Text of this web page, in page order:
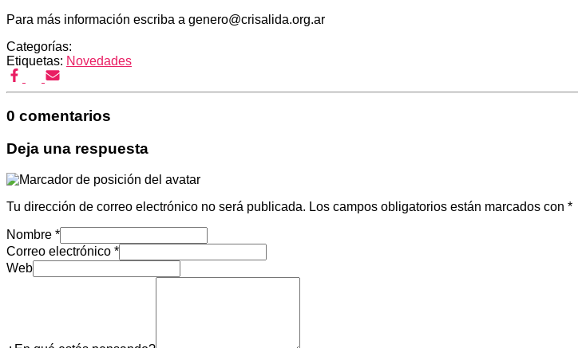
Para más información escriba a genero@crisalida.org.ar
Categorías:
Etiquetas: Novedades
0 comentarios
Deja una respuesta
Tu dirección de correo electrónico no será publicada. Los campos obligatorios están marcados con *
Nombre *
Correo electrónico *
Web